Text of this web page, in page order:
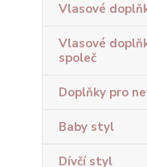
Vlasové
Vlasové
společ
Doplňky pro
Baby styl
Dívčí styl